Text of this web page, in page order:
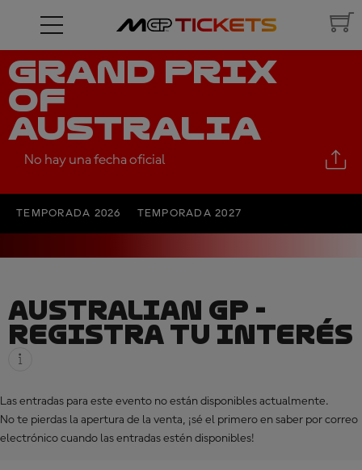
GRAND PRIX
OF
AUSTRALIA
No hay una fecha oficial
TEMPORADA 2026 TEMPORADA 2027
AUSTRALIAN GP -
REGISTRA TU INTERÉS
Las entradas para este evento no están disponibles actualmente.
No te pierdas la apertura de la venta, ¡sé el primero en saber por correo
electrónico cuando las entradas estén disponibles!